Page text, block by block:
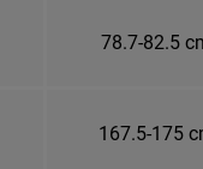
78.7-82.5
167.5-175